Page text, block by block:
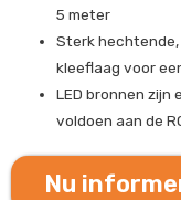
5 meter
Sterk
kleeflaag voor
LED bronnen zijn
voldoen aan de
Nu